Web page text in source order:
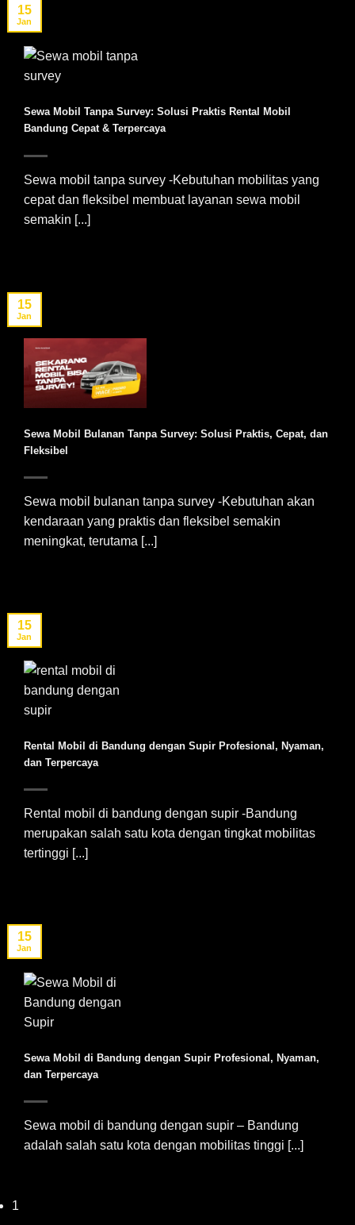
Sewa Mobil Tanpa Survey: Solusi Praktis Rental Mobil
Bandung Cepat & Terpercaya
Sewa mobil tanpa survey -Kebutuhan mobilitas yang
cepat dan fleksibel membuat layanan sewa mobil
semakin [...]
15
Jan
Sewa Mobil Bulanan Tanpa Survey: Solusi Praktis, Cepat, dan
Fleksibel
Sewa mobil bulanan tanpa survey -Kebutuhan akan
kendaraan yang praktis dan fleksibel semakin
meningkat, terutama [...]
15
Jan
Rental Mobil di Bandung dengan Supir Profesional, Nyaman,
dan Terpercaya
Rental mobil di bandung dengan supir -Bandung
merupakan salah satu kota dengan tingkat mobilitas
tertinggi [...]
15
Jan
Sewa Mobil di Bandung dengan Supir Profesional, Nyaman,
dan Terpercaya
Sewa mobil di bandung dengan supir – Bandung
adalah salah satu kota dengan mobilitas tinggi [...]
15
Jan
1